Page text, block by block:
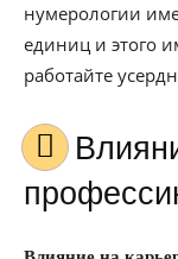
нумерологии
единиц и этого
работайте
Влияние имени Зеки на